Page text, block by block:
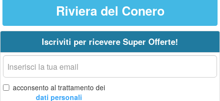
Riviera del Conero
Iscriviti per ricevere Super Offerte!
La
tua
email
acconsento al trattamento dei
dati personali